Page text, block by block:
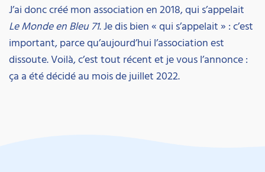
J’ai donc créé mon association en 2018, qui s’appelait
Le Monde en Bleu 71. Je dis bien « qui s’appelait » : c’est
important, parce qu’aujourd’hui l’association est
dissoute. Voilà, c’est tout récent et je vous l’annonce :
ça a été décidé au mois de juillet 2022.